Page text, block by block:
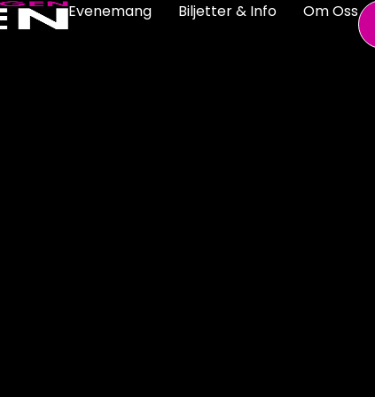
Evenemang Biljetter & Info Om Oss